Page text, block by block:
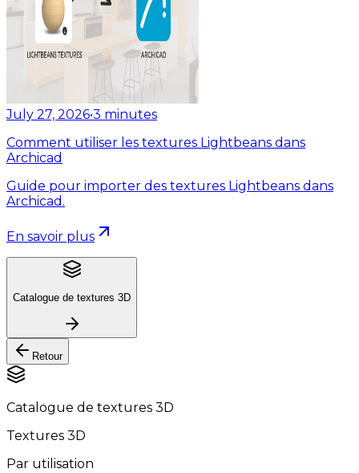
July 27, 2026•3 minutes
Comment utiliser les textures Lightbeans dans
Archicad
Guide pour importer des textures Lightbeans dans
Archicad.
En savoir plus
Catalogue de textures 3D
Retour
Catalogue de textures 3D
Textures 3D
Par utilisation